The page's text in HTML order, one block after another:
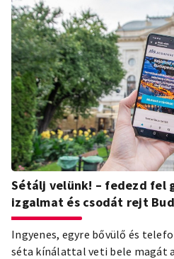
Sétálj velünk! – fedezd fel
izgalmat és csodát rejt
Ingyenes, egyre bővülő és
séta kínálattal veti bele magát